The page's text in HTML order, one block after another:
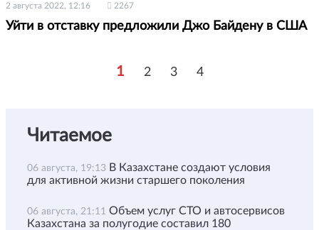
2 августа 2022, 12:16 2267
Уйти в отставку предложили Джо Байдену в США
1 2 3 4
Читаемое
06 августа, 19:13 В Казахстане создают условия
для активной жизни старшего поколения
06 августа, 21:11 Объем услуг СТО и автосервисов
Казахстана за полугодие составил 180